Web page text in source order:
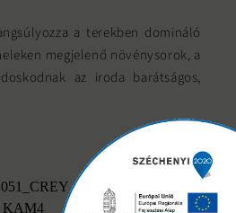
a terekben domináló
megjelenő növénysorok, a
az iroda barátságos,